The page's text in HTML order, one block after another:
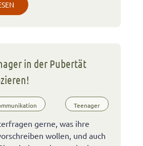
in der Pubertät
Teenager
gerne, was ihre
wollen, und auch